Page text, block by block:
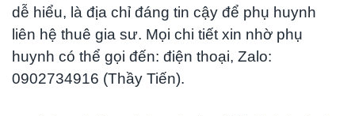
dễ hiểu, là địa chỉ đáng tin cậy để phụ huynh
liên hệ thuê gia sư. Mọi chi tiết xin nhờ phụ
huynh có thể gọi đến: điện thoại, Zalo:
0902734916 (Thầy Tiến).